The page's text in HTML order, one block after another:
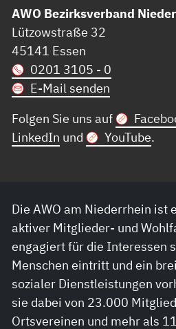
AWO Bezirksverband
Lützowstraße 32
45141 Essen
0201 3105 - 0
E-Mail senden
Folgen Sie uns auf
LinkedIn und YouTube.
Die AWO am Niederrhein ist
aktiver Mitglieder- und
engagiert für die Interessen
Menschen eintritt und ein
sozialer Dienstleistungen
sie dabei von 23.000
Ortsvereinen und mehr als